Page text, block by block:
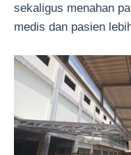
sekaligus menahan
medis dan pasien